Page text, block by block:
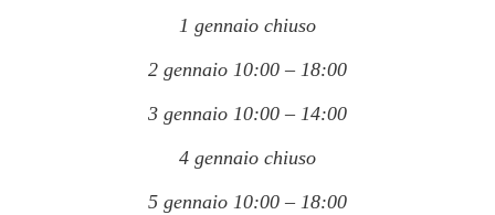
1 gennaio chiuso
2 gennaio 10:00 – 18:00
3 gennaio 10:00 – 14:00
4 gennaio chiuso
5 gennaio 10:00 – 18:00